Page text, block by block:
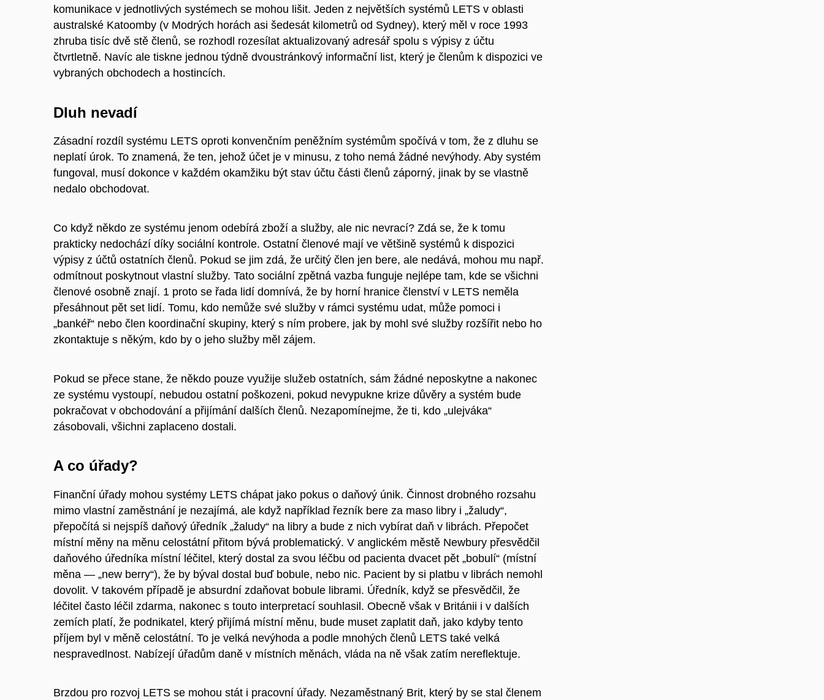
komunikace v jednotlivých systémech se mohou lišit. Jeden z největších systémů LETS v oblasti
australské Katoomby (v Modrých horách asi šedesát kilometrů od Sydney), který měl v roce 1993
zhruba tisíc dvě stě členů, se rozhodl rozesílat aktualizovaný adresář spolu s výpisy z účtu
čtvrtletně. Navíc ale tiskne jednou týdně dvoustránkový informační list, který je členům k dispozici ve
vybraných obchodech a hostincích.
Dluh nevadí
Zásadní rozdíl systému LETS oproti konvenčním peněžním systémům spočívá v tom, že z dluhu se
neplatí úrok. To znamená, že ten, jehož účet je v minusu, z toho nemá žádné nevýhody. Aby systém
fungoval, musí dokonce v každém okamžiku být stav účtu části členů záporný, jinak by se vlastně
nedalo obchodovat.
Co když někdo ze systému jenom odebírá zboží a služby, ale nic nevrací? Zdá se, že k tomu
prakticky nedochází díky sociální kontrole. Ostatní členové mají ve většině systémů k dispozici
výpisy z účtů ostatních členů. Pokud se jim zdá, že určitý člen jen bere, ale nedává, mohou mu např.
odmítnout poskytnout vlastní služby. Tato sociální zpětná vazba funguje nejlépe tam, kde se všichni
členové osobně znají. 1 proto se řada lidí domnívá, že by horní hranice členství v LETS neměla
přesáhnout pět set lidí. Tomu, kdo nemůže své služby v rámci systému udat, může pomoci i
„bankéř“ nebo člen koordinační skupiny, který s ním probere, jak by mohl své služby rozšířit nebo ho
zkontaktuje s někým, kdo by o jeho služby měl zájem.
Pokud se přece stane, že někdo pouze využije služeb ostatních, sám žádné neposkytne a nakonec
ze systému vystoupí, nebudou ostatní poškozeni, pokud nevypukne krize důvěry a systém bude
pokračovat v obchodování a přijímání dalších členů. Nezapomínejme, že ti, kdo „ulejváka“
zásobovali, všichni zaplaceno dostali.
A co úřady?
Finanční úřady mohou systémy LETS chápat jako pokus o daňový únik. Činnost drobného rozsahu
mimo vlastní zaměstnání je nezajímá, ale když například řezník bere za maso libry i „žaludy“,
přepočítá si nejspíš daňový úředník „žaludy“ na libry a bude z nich vybírat daň v librách. Přepočet
místní měny na měnu celostátní přitom bývá problematický. V anglickém městě Newbury přesvědčil
daňového úředníka místní léčitel, který dostal za svou léčbu od pacienta dvacet pět „bobulí“ (místní
měna — „new berry“), že by býval dostal buď bobule, nebo nic. Pacient by si platbu v librách nemohl
dovolit. V takovém případě je absurdní zdaňovat bobule librami. Úředník, když se přesvědčil, že
léčitel často léčil zdarma, nakonec s touto interpretací souhlasil. Obecně však v Británii i v dalších
zemích platí, že podnikatel, který přijímá místní měnu, bude muset zaplatit daň, jako kdyby tento
příjem byl v měně celostátní. To je velká nevýhoda a podle mnohých členů LETS také velká
nespravedlnost. Nabízejí úřadům daně v místních měnách, vláda na ně však zatím nereflektuje.
Brzdou pro rozvoj LETS se mohou stát i pracovní úřady. Nezaměstnaný Brit, který by se stal členem